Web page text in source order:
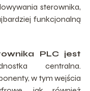
sterownika,
funkcjonalną
PLC jest
centralna.
w tym wejścia